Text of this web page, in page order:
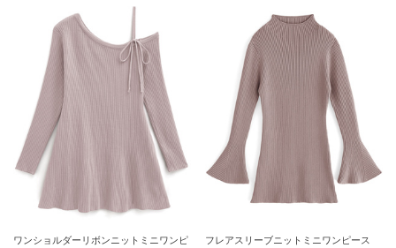
ワンショルダーリボンニットミニワンピ
フレアスリーブニットミニワンピース